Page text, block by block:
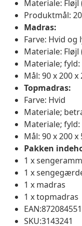
Materiale:
Produktmål:
Madras:
Farve: Hvid og
Materiale: Fløjl
Materiale;
Mål: 90 x 200 x
Topmadras:
Farve: Hvid
Materiale;
Materiale; fyld:
Mål: 90 x 200 x
Pakken
1 x
1 x
1 x madras
1 x topmadras
SKU:3143241